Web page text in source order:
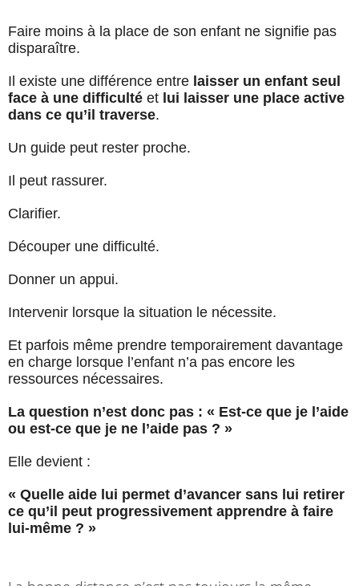
Faire moins à la place de son enfant ne signifie pas
disparaître.
Il existe une différence entre laisser un enfant seul
face à une difficulté et lui laisser une place active
dans ce qu’il traverse.
Un guide peut rester proche.
Il peut rassurer.
Clarifier.
Découper une difficulté.
Donner un appui.
Intervenir lorsque la situation le nécessite.
Et parfois même prendre temporairement davantage
en charge lorsque l’enfant n’a pas encore les
ressources nécessaires.
La question n’est donc pas : « Est-ce que je l’aide
ou est-ce que je ne l’aide pas ? »
Elle devient :
« Quelle aide lui permet d’avancer sans lui retirer
ce qu’il peut progressivement apprendre à faire
lui-même ? »